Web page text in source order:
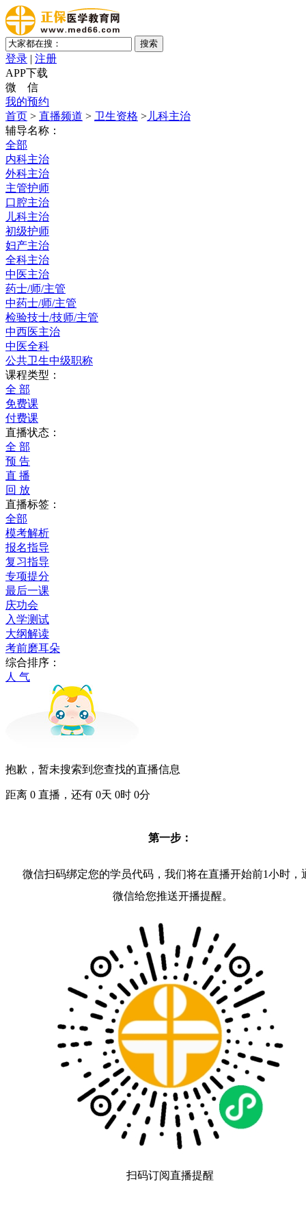
登录 | 注册
APP下载
微 信
我的预约
首页 > 直播频道 > 卫生资格 > 儿科主治
辅导名称：
全部
内科主治
外科主治
主管护师
口腔主治
儿科主治
初级护师
妇产主治
全科主治
中医主治
药士/师/主管
中药士/师/主管
检验技士/技师/主管
中西医主治
中医全科
公共卫生中级职称
课程类型：
全 部
免费课
付费课
直播状态：
全 部
预 告
直 播
回 放
直播标签：
全部
模考解析
报名指导
复习指导
专项提分
最后一课
庆功会
入学测试
大纲解读
考前磨耳朵
综合排序：
人 气
抱歉，暂未搜索到您查找的直播信息
距离 0 直播，还有 0天 0时 0分
第一步：
微信扫码绑定您的学员代码，我们将在直播开始前1小时，
微信给您推送开播提醒。
扫码订阅直播提醒